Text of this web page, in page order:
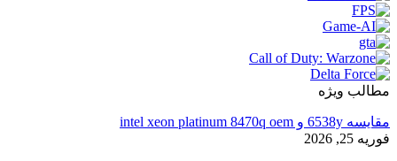
مطالب ویژه
مقایسه 6538y و intel xeon platinum 8470q oem
فوریه 25, 2026